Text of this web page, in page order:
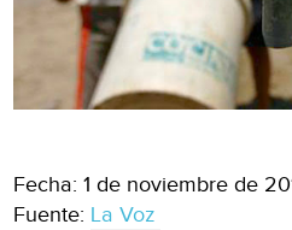
Fecha: 1 de noviembre de
Fuente: La Voz